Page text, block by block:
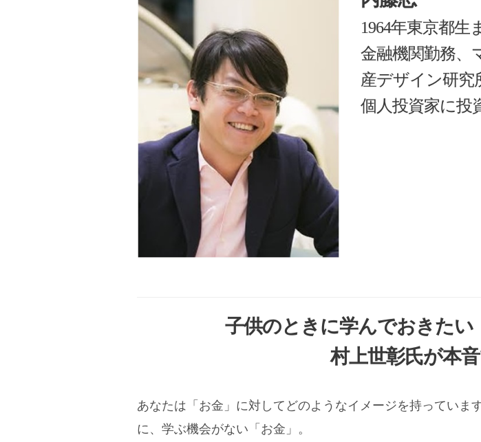
1964年東京都生
金融機関勤務、
産デザイン研究
個人投資家に投
子供のときに学んでおきたい
村上世彰氏が本
あなたは「お金」に対してどのようなイメージを持ってい
に、学ぶ機会がない「お金」。